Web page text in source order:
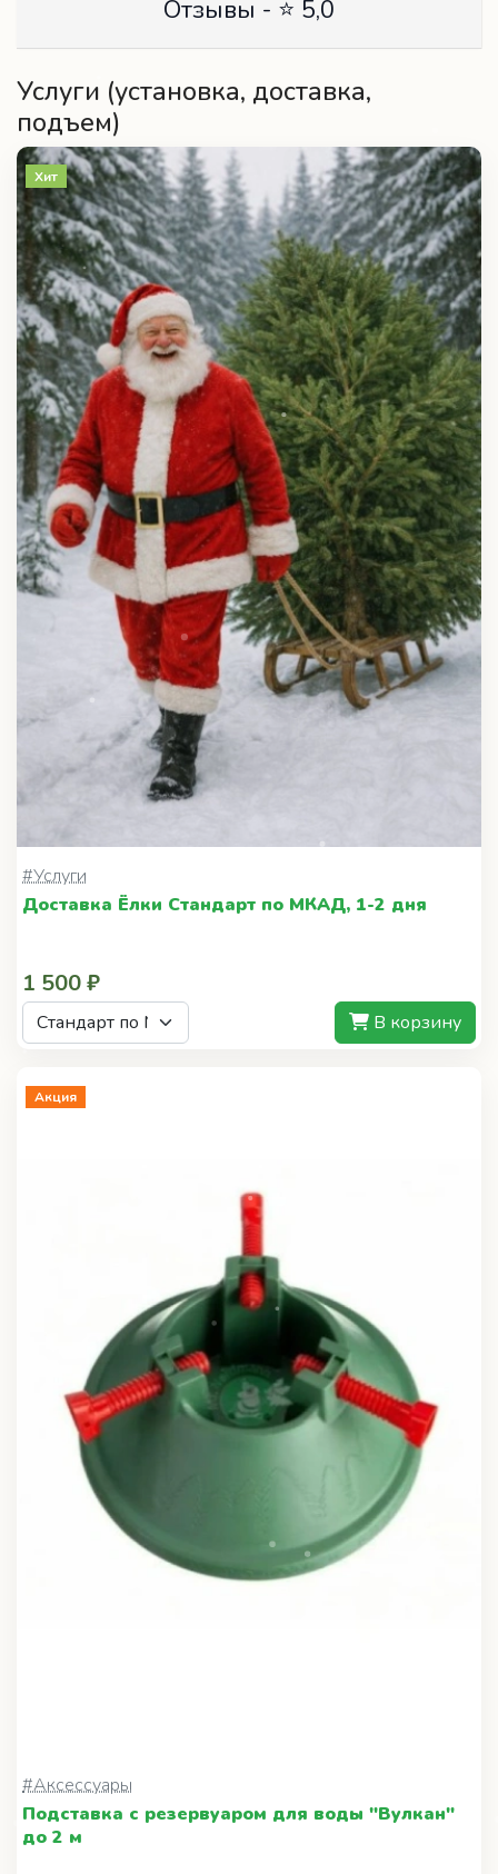
#Услуги
Доставка Ёлки Стандарт по МКАД, 1-2 дня
1 500 ₽
В корзину
Акция
800 ₽
В корзину